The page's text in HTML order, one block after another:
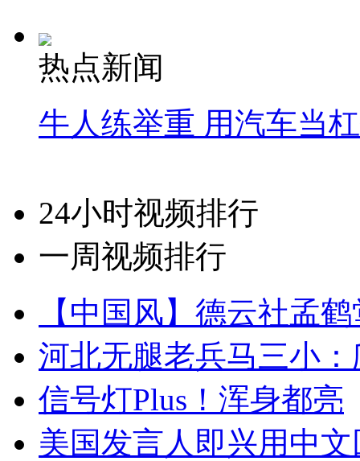
热点新闻
牛人练举重 用汽车当
24小时视频排行
一周视频排行
【中国风】德云社孟
河北无腿老兵马三小
信号灯Plus！浑身都亮
美国发言人即兴用中